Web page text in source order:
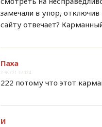
замечали в упор, отключив
сайту отвечает?
Паха
2:36 / 21.7.2024
222 потому что этот
И